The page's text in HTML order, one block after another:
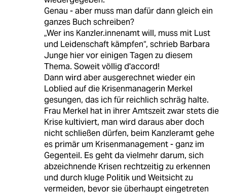
Genau - aber muss man dafür dann gleich ein
ganzes Buch schreiben?
„Wer ins Kanzler.innenamt will, muss mit Lust
und Leidenschaft kämpfen“, schrieb Barbara
Junge hier vor einigen Tagen zu diesem
Thema. Soweit völlig d'ac­cord!
Dann wird aber ausgerechnet wieder ein
Loblied auf die Krisenmanagerin Merkel
gesungen, das ich für reichlich schräg halte.
Frau Merkel hat in ihrer Amtszeit zwar stets die
Krise kultiviert, man wird daraus aber doch
nicht schließen dürfen, beim Kanzleramt gehe
es primär um Krisenmanagement - ganz im
Gegenteil. Es geht da vielmehr darum, sich
abzeichnende Krisen rechtzeitig zu erkennen
und durch kluge Politik und Weitsicht zu
vermeiden, bevor sie überhaupt eingetreten